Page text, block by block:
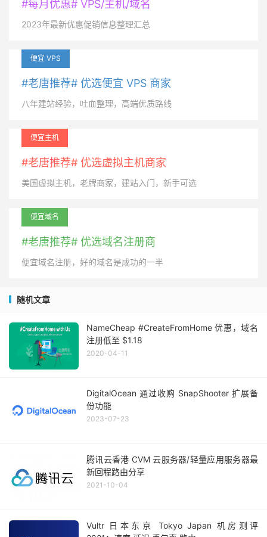
#每月优惠# VPS/主机/域名
2023年最新优惠促销信息整理汇总
便宜 VPS
#老唐推荐# 优选便宜 VPS 商家
八年建站经验，吐血整理，高端优质路线
便宜主机
#老唐推荐# 优选虚拟主机商家
美国虚拟主机，老牌商家，建站入门，新手可选
便宜域名
#老唐推荐# 优选域名注册商
便宜域名注册，好的域名是成功的一半
随机文章
NameCheap #CreateFromHome 优惠，域名
注册低至 $1.18
2020-04-11
DigitalOcean 通过收购 SnapShooter 扩展备
份功能
2023-07-23
腾讯云香港 CVM 云服务器/轻量应用服务器最
新回程路由分享
2021-10-04
Vultr 日本东京 Tokyo Japan 机房测评